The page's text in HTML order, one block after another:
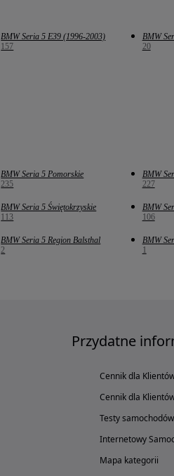
BMW Seria 5 E39 (1996-2003)
157
BMW
20
BMW Seria 5 Pomorskie
235
BMW
227
BMW Seria 5 Świętokrzyskie
113
BMW
106
BMW Seria 5 Region Balsthal
2
BMW
1
Przydatne
Cennik dla
Cennik dla
Testy samochodów
Internetowy
Mapa kategorii